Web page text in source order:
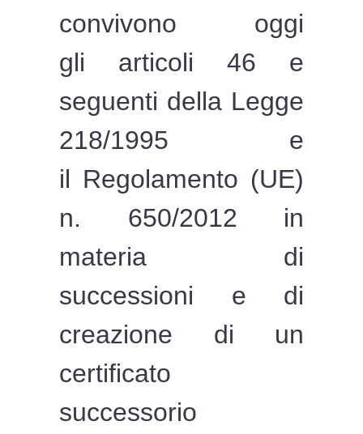
convivono oggi
gli articoli 46 e
seguenti della Legge
218/1995 e
il Regolamento (UE)
n. 650/2012 in
materia di
successioni e di
creazione di un
certificato
successorio